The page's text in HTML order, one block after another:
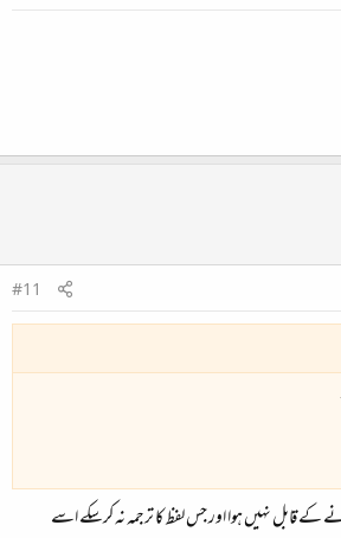
#11
کے قابل نہیں ہوا اور جس لفظ کا ترجمہ نہ کرسکے اسے